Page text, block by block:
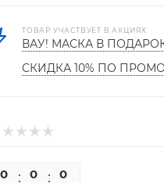
ТОВАР УЧАСТВУЕТ В АКЦИЯХ
ВАУ! МАСКА В
СКИДКА 10% ПО
0 0 0